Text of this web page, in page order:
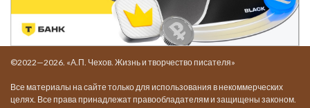
©2022—2026. «А.П. Чехов. Жизнь и творчество писателя»
Все материалы на сайте только для использования в некоммерческих
целях. Все права принадлежат правообладателям и защищены законом.